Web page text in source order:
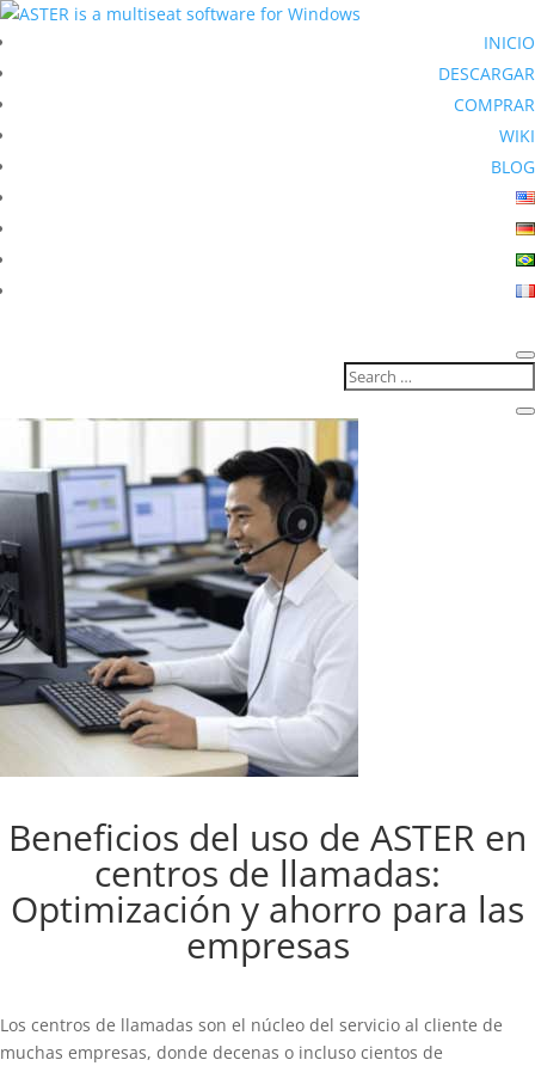
INICIO
DESCARGAR
COMPRAR
WIKI
BLOG
Beneficios del uso de ASTER en
centros de llamadas:
Optimización y ahorro para las
empresas
Los centros de llamadas son el núcleo del servicio al cliente de
muchas empresas, donde decenas o incluso cientos de